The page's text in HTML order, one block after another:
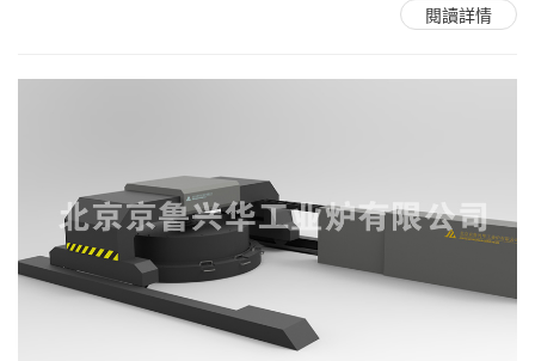
閱讀詳情